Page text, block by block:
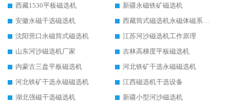
西藏1530平板磁选机
新疆永磁铁矿磁选机
安徽永磁干选磁选机
西藏筒式磁选机永磁体磁系设计
沈阳营口永磁筒式磁选机
江苏河沙磁选机工作原理
山东河沙磁选机厂家
吉林高梯度平板磁选机
内蒙古三盘平板磁选机
河北铁矿干选永磁磁选机
河北铁矿干选永磁磁选机
江西磁选机干选设备
湖北强磁干选磁选机
新疆小型河沙磁选机